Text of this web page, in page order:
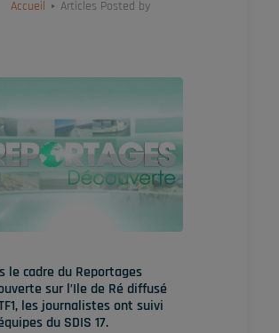
Accueil Articles Posted by
le cadre du Reportages
sur l’Ile de Ré diffusé
les journalistes ont suivi
du SDIS 17.